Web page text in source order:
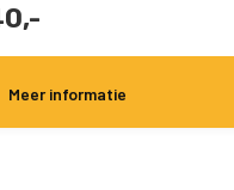
Meer informatie